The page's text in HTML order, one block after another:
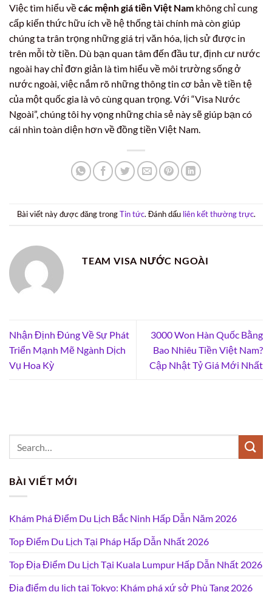
Việc tìm hiểu vềcác mệnh giá tiền Việt Nam không chỉ cung
cấp kiến thức hữu ích về hệ thống tài chính mà còn giúp
chúng ta trân trọng những giá trị văn hóa, lịch sử được in
trên mỗi tờ tiền. Dù bạn quan tâm đến đầu tư, định cư nước
ngoài hay chỉ đơn giản là tìm hiểu về môi trường sống ở
nước ngoài, việc nắm rõ những thông tin cơ bản về tiền tệ
của một quốc gia là vô cùng quan trọng. Với “Visa Nước
Ngoài”, chúng tôi hy vọng những chia sẻ này sẽ giúp bạn có
cái nhìn toàn diện hơn về đồng tiền Việt Nam.
Bài viết này được đăng trongTin tức. Đánh dấu liên kết thường trực.
TEAM VISA NƯỚC NGOÀI
Nhận Định Đúng Về Sự Phát
Triển Mạnh Mẽ Ngành Dịch
Vụ Hoa Kỳ
3000 Won Hàn Quốc Bằng
Bao Nhiêu Tiền Việt Nam?
Cập Nhật Tỷ Giá Mới Nhất
BÀI VIẾT MỚI
Khám Phá Điểm Du Lịch Bắc Ninh Hấp Dẫn Năm 2026
Top Điểm Du Lịch Tại Pháp Hấp Dẫn Nhất 2026
Top Địa Điểm Du Lịch Tại Kuala Lumpur Hấp Dẫn Nhất 2026
Địa điểm du lịch tại Tokyo: Khám phá xứ sở Phù Tang 2026